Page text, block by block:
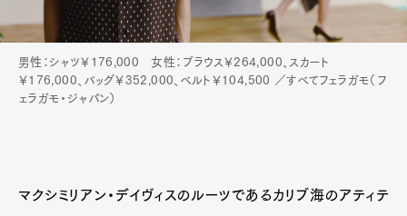
男性：シャツ￥176,000 女性：ブラウス￥264,000、スカート
￥176,000、バッグ￥352,000、ベルト￥104,500 ／すべてフェラガモ（フ
ェラガモ・ジャパン）
マクシミリアン・デイヴィスのルーツであるカリブ海のアティテ